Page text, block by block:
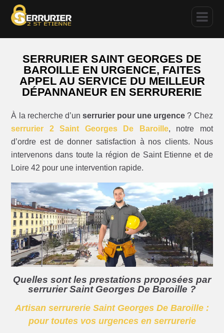
SERRURIER SAINT GEORGES DE
BAROILLE EN URGENCE, FAITES
APPEL AU SERVICE DU MEILLEUR
DÉPANNANEUR EN SERRURERIE
À la recherche d’un serrurier pour une urgence ? Chez
serrurier 2 Saint Georges De Baroille, notre mot
d’ordre est de donner satisfaction à nos clients. Nous
intervenons dans toute la région de Saint Etienne et de
Loire 42 pour une intervention rapide.
Quelles sont les prestations proposées par
serrurier Saint Georges De Baroille ?
Artisan serrurerie Saint Georges De Baroille :
pour toutes vos urgences en serrurerie